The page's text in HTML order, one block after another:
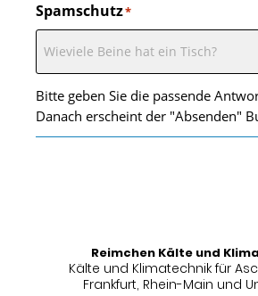
Spamschutz*
Bitte geben Sie die passende
Danach erscheint der "Absenden"
Reimchen Kälte und
Kälte und Klimatechnik für
Frankfurt, Rhein-Main und